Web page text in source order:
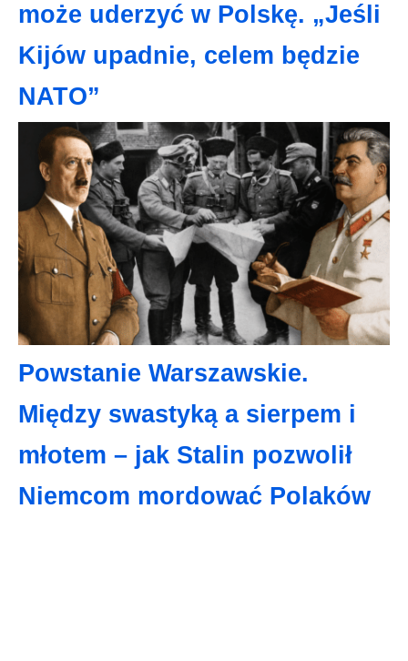
może uderzyć w Polskę. „Jeśli
Kijów upadnie, celem będzie
NATO”
Powstanie Warszawskie.
Między swastyką a sierpem i
młotem – jak Stalin pozwolił
Niemcom mordować Polaków